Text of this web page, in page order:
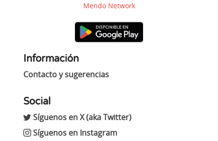
Mendo Network
Información
Contacto y sugerencias
Social
Síguenos en X (aka Twitter)
Síguenos en Instagram